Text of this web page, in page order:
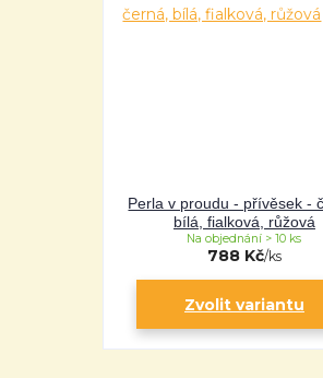
Perla v proudu - přívěsek -
bílá, fialková, růžová
788 Kč/ks
Na objednání > 10 ks
Zvolit variantu